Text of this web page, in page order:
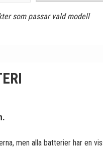
som passar vald modell
men alla batterier har en